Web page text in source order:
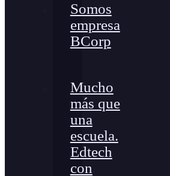
Somos
empresa
BCorp
Mucho
más que
una
escuela.
Edtech
con